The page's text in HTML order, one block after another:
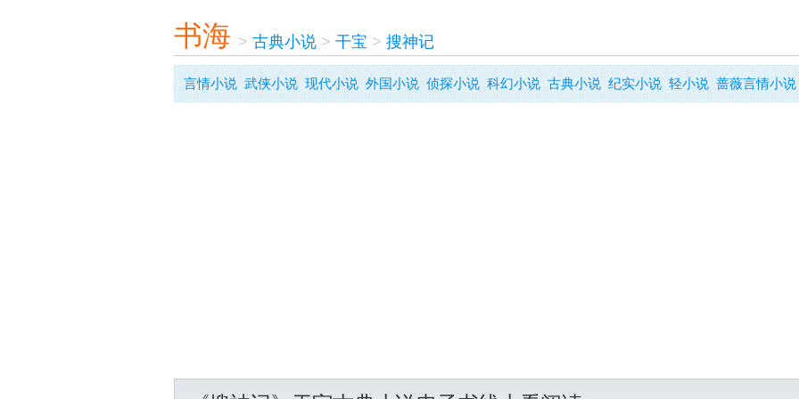
书海 > 古典小说> 干宝 > 搜神记
言情小说 武侠小说 现代小说 外国小说 侦探小说 科幻小说 古典小说 纪实小说 轻小说 蔷薇言情小说